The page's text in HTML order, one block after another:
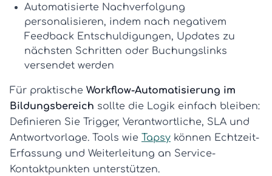
Automatisierte Nachverfolgung
personalisieren, indem nach negativem
Feedback Entschuldigungen, Updates zu
nächsten Schritten oder Buchungslinks
versendet werden
Für praktische Workflow-Automatisierung im
Bildungsbereich sollte die Logik einfach bleiben:
Definieren Sie Trigger, Verantwortliche, SLA und
Antwortvorlage. Tools wie Tapsy können Echtzeit-
Erfassung und Weiterleitung an Service-
Kontaktpunkten unterstützen.